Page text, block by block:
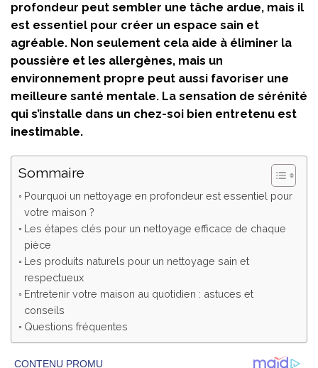
profondeur peut sembler une tâche ardue, mais il
est essentiel pour créer un espace sain et
agréable. Non seulement cela aide à éliminer la
poussière et les allergènes, mais un
environnement propre peut aussi favoriser une
meilleure santé mentale. La sensation de sérénité
qui s’installe dans un chez-soi bien entretenu est
inestimable.
Sommaire
Pourquoi un nettoyage en profondeur est essentiel pour
votre maison ?
Les étapes clés pour un nettoyage efficace de chaque
pièce
Les produits naturels pour un nettoyage sain et
respectueux
Entretenir votre maison au quotidien : astuces et
conseils
Questions fréquentes